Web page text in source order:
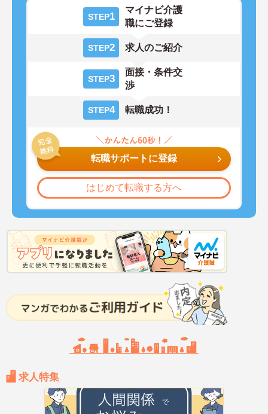
STEP1
マイナビ介護
職にご登録
STEP2 求人のご紹介
STEP3
面接・条件交
渉
STEP4 転職成功！
転職サポートに登録
はじめて転職する方へ
求人特集